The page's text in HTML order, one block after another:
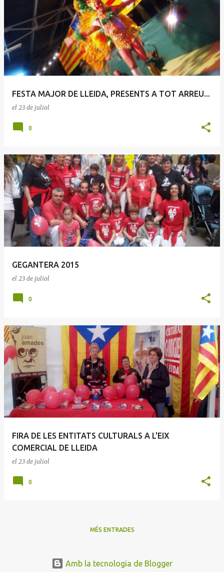
FESTA MAJOR DE LLEIDA, PRESENTS A TOT ARREU...
el 23 de juliol
0
GEGANTERA 2015
el 23 de juliol
0
FIRA DE LES ENTITATS CULTURALS A L'EIX
COMERCIAL DE LLEIDA
el 23 de juliol
0
MÉS ENTRADES
Amb la tecnologia de Blogger